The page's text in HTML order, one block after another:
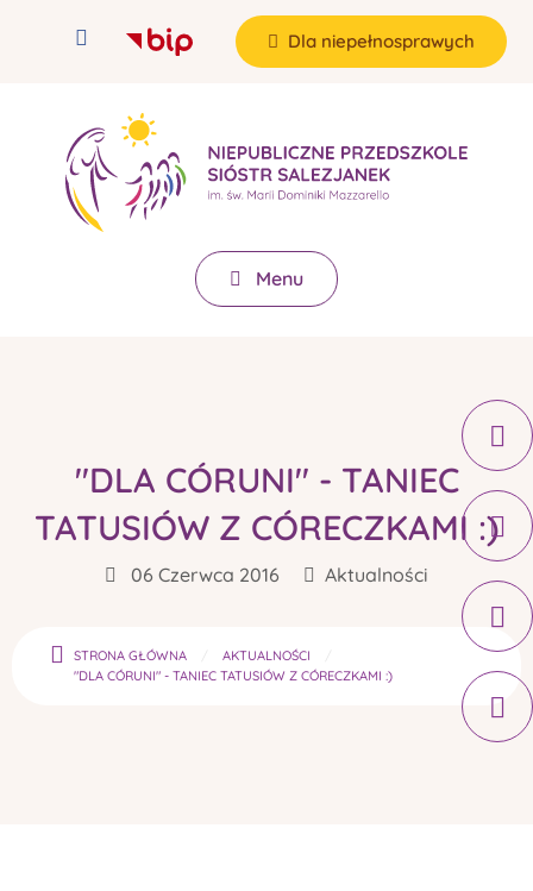
Dla niepełnosprawych
Menu
"DLA CÓRUNI" - TANIEC
TATUSIÓW Z CÓRECZKAMI :)
06 Czerwca 2016 Aktualności
STRONA GŁÓWNA
AKTUALNOŚCI
"DLA CÓRUNI" - TANIEC TATUSIÓW Z CÓRECZKAMI :)